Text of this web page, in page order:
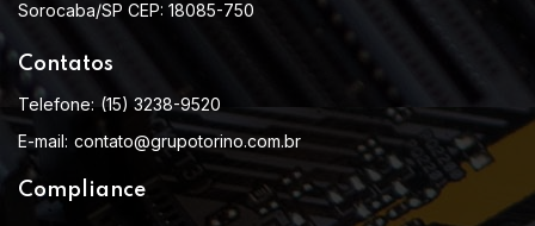
Sorocaba/SP CEP: 18085-750
Contatos
Telefone: (15) 3238-9520
E-mail: contato@grupotorino.com.br
Compliance